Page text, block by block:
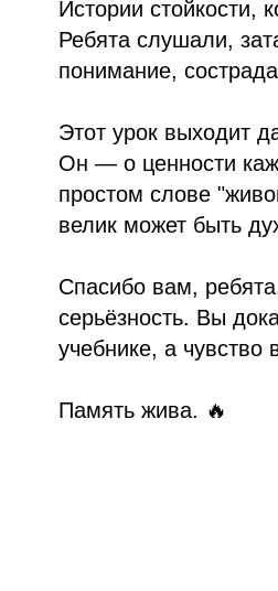
Истории стойкости,
Ребята слушали,
понимание,
Этот урок выходит
Он — о ценности
простом слове
велик может быть
Спасибо вам,
серьёзность. Вы
учебнике, а чувство
Память жива. 🔥